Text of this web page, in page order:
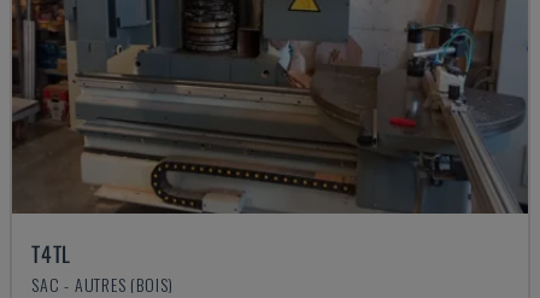
T4TL
SAC - AUTRES (BOIS)